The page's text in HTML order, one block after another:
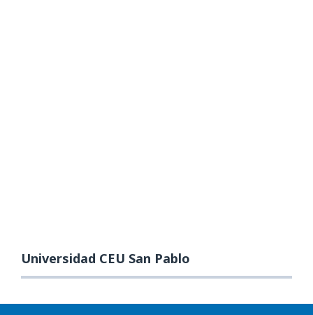
Universidad CEU San Pablo